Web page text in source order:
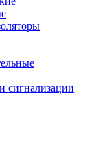
сигнализации